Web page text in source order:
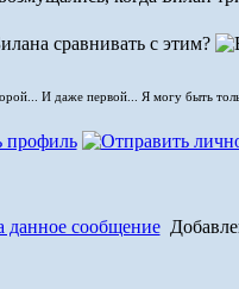
сравнивать с этим?
И даже первой... Я могу быть